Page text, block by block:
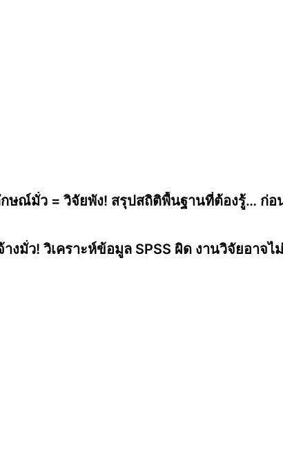
ษณ์มั่ว = วิจัยพัง! สรุปสถิติพื้นฐานที่ต้องรู้… ก่อ
างมั่ว! วิเคราะห์ข้อมูล SPSS ผิด งานวิจัยอาจ